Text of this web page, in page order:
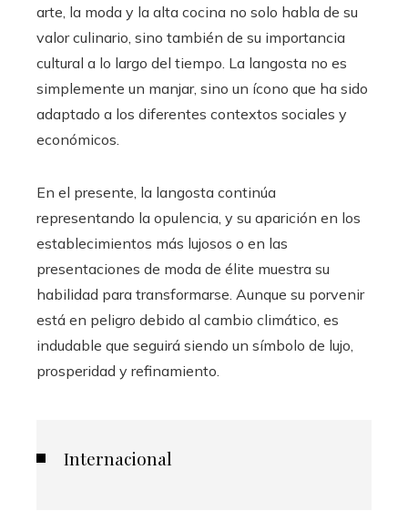
arte, la moda y la alta cocina no solo habla de su
valor culinario, sino también de su importancia
cultural a lo largo del tiempo. La langosta no es
simplemente un manjar, sino un ícono que ha sido
adaptado a los diferentes contextos sociales y
económicos.
En el presente, la langosta continúa
representando la opulencia, y su aparición en los
establecimientos más lujosos o en las
presentaciones de moda de élite muestra su
habilidad para transformarse. Aunque su porvenir
está en peligro debido al cambio climático, es
indudable que seguirá siendo un símbolo de lujo,
prosperidad y refinamiento.
Internacional